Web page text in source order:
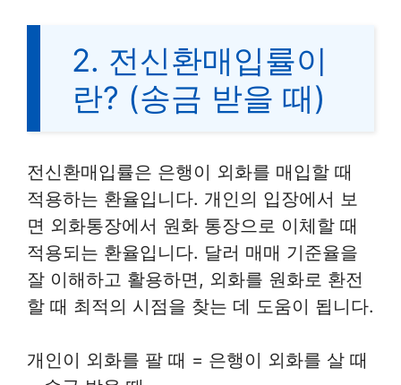
2. 전신환매입률이
란? (송금 받을 때)
전신환매입률은 은행이 외화를 매입할 때
적용하는 환율입니다. 개인의 입장에서 보
면 외화통장에서 원화 통장으로 이체할 때
적용되는 환율입니다. 달러 매매 기준율을
잘 이해하고 활용하면, 외화를 원화로 환전
할 때 최적의 시점을 찾는 데 도움이 됩니다.
개인이 외화를 팔 때 = 은행이 외화를 살 때